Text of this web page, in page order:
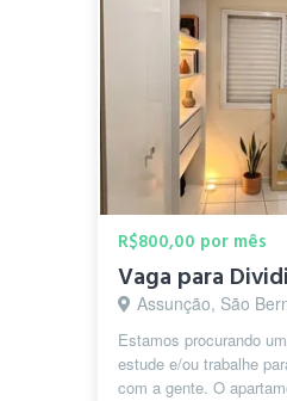
há 5 anos
" Bairro Excelente
R$800,00 por mês
Assunção, São
Estamos procurando
estude e/ou trabalhe
com a gente. O